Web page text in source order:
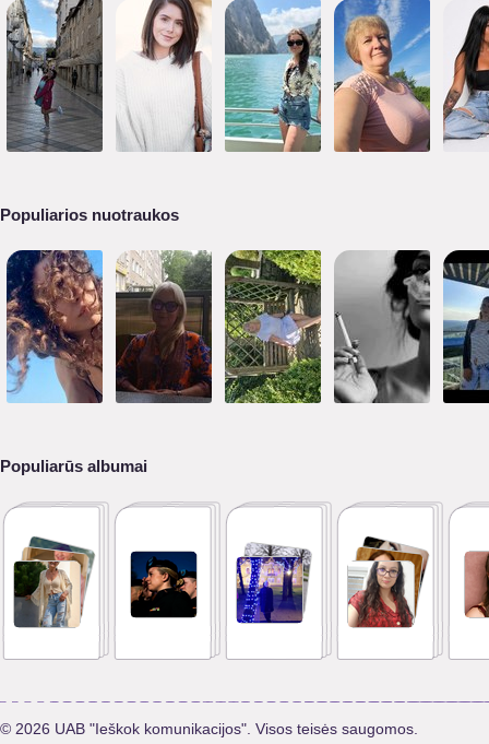
Populiarios nuotraukos
Populiarūs albumai
© 2026 UAB "Ieškok komunikacijos". Visos teisės saugomos.